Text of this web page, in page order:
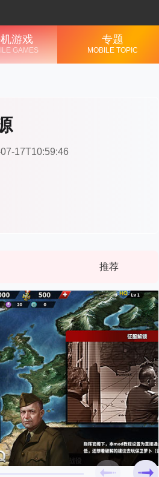
游戏
GAMES
专题
MOBILE TOPIC
17T10:59:46
推荐